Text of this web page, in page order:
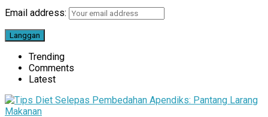
Email address:
Trending
Comments
Latest